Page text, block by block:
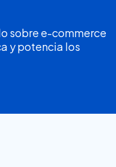
sobre e-commerce
y potencia los